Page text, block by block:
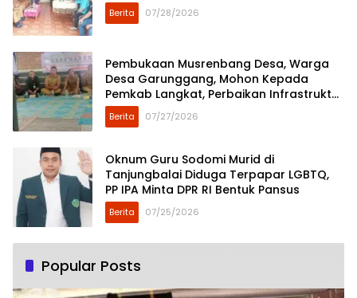
Berita 07/28/2026
Pembukaan Musrenbang Desa, Warga
Desa Garunggang, Mohon Kepada
Pemkab Langkat, Perbaikan Infrastruktur
di Dusun Mejuah-Juah
Berita 07/27/2026
Oknum Guru Sodomi Murid di
Tanjungbalai Diduga Terpapar LGBTQ,
PP IPA Minta DPR RI Bentuk Pansus
Berita 07/25/2026
Popular Posts